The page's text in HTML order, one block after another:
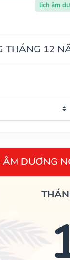
lịch âm
THÁNG 12
ÂM DƯƠNG